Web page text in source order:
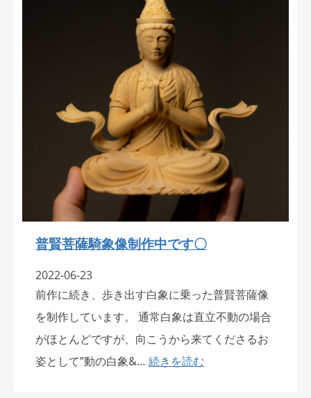
普賢菩薩騎象像制作中です〇
2022-06-23
前作に続き、歩き出す白象に乗った普賢菩薩像
を制作しています。 通常白象は直立不動の場合
がほとんどですが、向こうから来てくださるお
姿として”動の白象&…続きを読む